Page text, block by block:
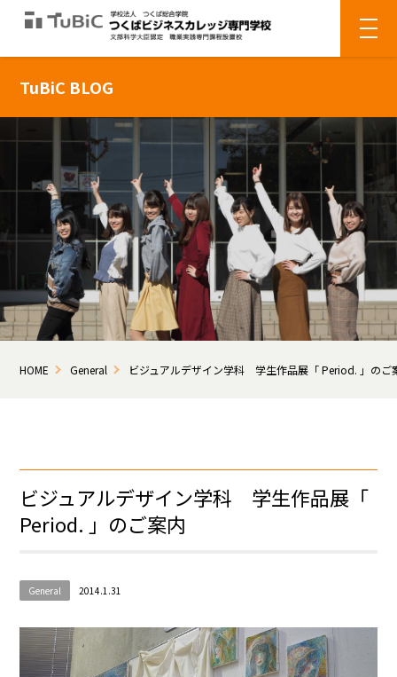
TuBiC BLOG
HOME General ビジュアルデザイン学科 学生作品展「 Period. 」のご
ビジュアルデザイン学科 学生作品展「
Period. 」のご案内
General 2014.1.31